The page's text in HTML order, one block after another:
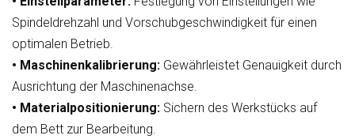
Spindeldrehzahl und Vorschubgeschwindigkeit für einen
optimalen Betrieb.
• Maschinenkalibrierung: Gewährleistet Genauigkeit durch
Ausrichtung der Maschinenachse.
• Materialpositionierung: Sichern des Werkstücks auf
dem Bett zur Bearbeitung.